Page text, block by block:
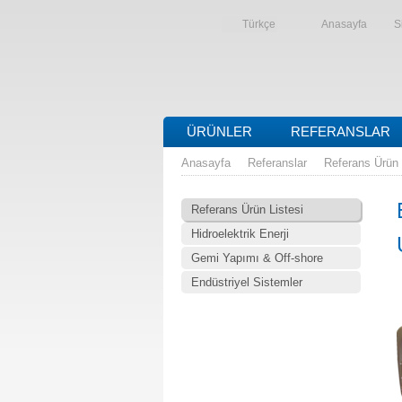
Türkçe Anasayfa
ÜRÜNLER REFERANSLAR
Anasayfa Referanslar Referans
Referans Ürün Listesi
Hidroelektrik Enerji
Gemi Yapımı & Off-shore
Endüstriyel Sistemler